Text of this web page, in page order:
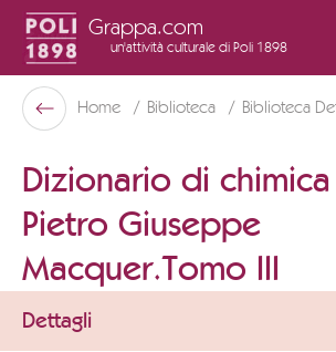
Grappa.com
un'attività culturale di Poli 1898
Poli Museo Della Grappa
Indietro
Home Biblioteca Biblioteca
Dizionario di
Pietro Giuseppe
Macquer.Tomo III
Dettagli